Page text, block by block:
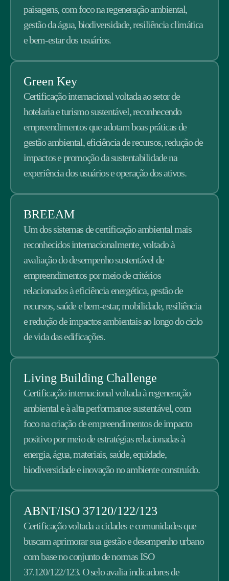
paisagens, com foco na regeneração ambiental,
gestão da água, biodiversidade, resiliência climática
e bem-estar dos usuários.
Green Key
Certificação internacional voltada ao setor de
hotelaria e turismo sustentável, reconhecendo
empreendimentos que adotam boas práticas de
gestão ambiental, eficiência de recursos, redução de
impactos e promoção da sustentabilidade na
experiência dos usuários e operação dos ativos.
BREEAM
Um dos sistemas de certificação ambiental mais
reconhecidos internacionalmente, voltado à
avaliação do desempenho sustentável de
empreendimentos por meio de critérios
relacionados à eficiência energética, gestão de
recursos, saúde e bem-estar, mobilidade, resiliência
e redução de impactos ambientais ao longo do ciclo
de vida das edificações.
Living Building Challenge
Certificação internacional voltada à regeneração
ambiental e à alta performance sustentável, com
foco na criação de empreendimentos de impacto
positivo por meio de estratégias relacionadas à
energia, água, materiais, saúde, equidade,
biodiversidade e inovação no ambiente construído.
ABNT/ISO 37120/122/123
Certificação voltada a cidades e comunidades que
buscam aprimorar sua gestão e desempenho urbano
com base no conjunto de normas ISO
37.120/122/123. O selo avalia indicadores de